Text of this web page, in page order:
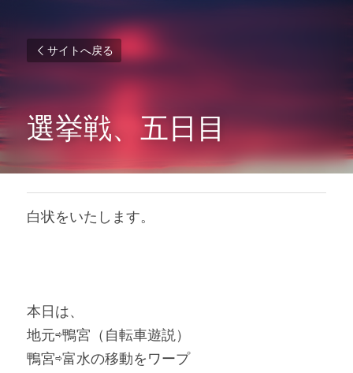
サイトへ戻る
選挙戦、五日目
白状をいたします。
本日は、
地元⇨鴨宮（自転車遊説）
鴨宮⇨富水の移動をワープ